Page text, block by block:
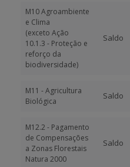
M10 Agroambiente
e Clima
(exceto Ação
10.1.3 - Proteção e
reforço da
biodiversidade)
Saldo
M11 - Agricultura
Biológica
Saldo
M12.2 - Pagamento
de Compensações
a Zonas Florestais
Natura 2000
Saldo